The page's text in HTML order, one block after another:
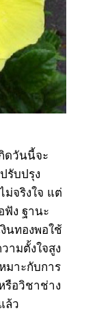
ดวันนี้จะ
รับปรุง
ม่จริงใจ แต่
ฟัง ฐานะ
นทองพอใช้
ามตั้งใจสูง
มาะกับการ
รือวิชาช่าง
ล้ว